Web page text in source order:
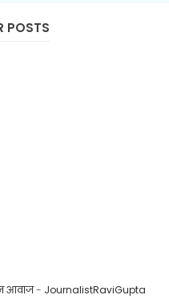
POSTS
आवाज JournalistRaviGupta